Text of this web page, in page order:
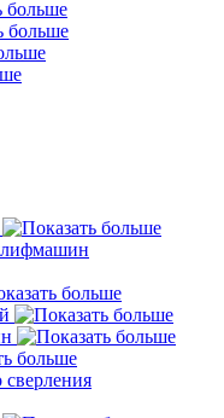
сверления